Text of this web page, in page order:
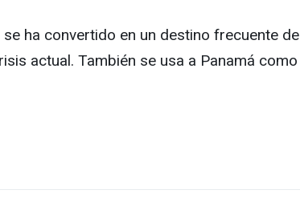
ha convertido en un destino frecuente
actual. También se usa a Panamá